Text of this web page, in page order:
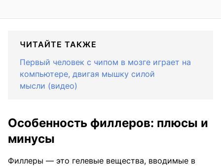
ЧИТАЙТЕ ТАКЖЕ
Первый человек с чипом в мозге играет на
компьютере, двигая мышку силой
мысли (видео)
Особенность филлеров: плюсы и
минусы
Филлеры — это гелевые вещества, вводимые в